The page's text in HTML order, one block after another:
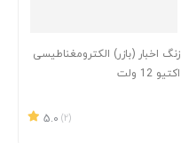
زنگ اخبار (بازر) الکترومغناطیسی
اکتیو 12 ولت
5.0 (2)